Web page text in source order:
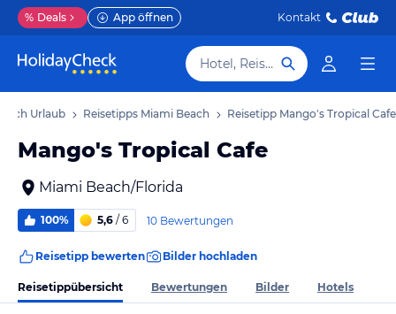
% Deals App öffnen Kontakt
Hotel, Reiseziel
Urlaub Reisetipps Miami Beach Reisetipp Mango's Tropical Cafe
Mango's Tropical Cafe
Miami Beach/Florida
100% 5,6 / 6 10 Bewertungen
Reisetipp bewerten Bilder hochladen
Reisetippübersicht Bewertungen Bilder Hotels